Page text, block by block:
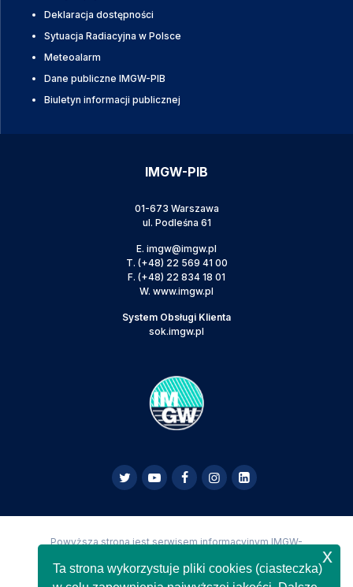
Deklaracja dostępności
Sytuacja Radiacyjna w Polsce
Meteoalarm
Dane publiczne IMGW-PIB
Biuletyn informacji publicznej
IMGW-PIB
01-673 Warszawa
ul. Podleśna 61
E. imgw@imgw.pl
T. (+48) 22 569 41 00
F. (+48) 22 834 18 01
W. www.imgw.pl
System Obsługi Klienta
sok.imgw.pl
Powyższa strona jest serwisem informacyjnym IMGW-
Copyright IMGW-PIB Wszelkie prawa zastrzeżone
Ta strona wykorzystuje pliki cookies (ciasteczka)
x